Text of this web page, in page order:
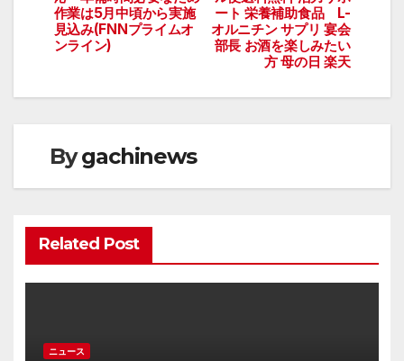
ビ
シ
ョ
ン
ート 栄養補助食品 L-
オルニチン サプリ 宴会
部長 お酒を楽しみたい
方 母の日 楽天
作業は5月中頃から実施
見込み(FNNプライムオ
ンライン)
Bygachinews
Related Post
ニュース